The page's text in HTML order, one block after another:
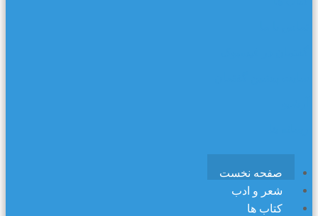
صفحه نخست
شعر و ادب
کتاب ها